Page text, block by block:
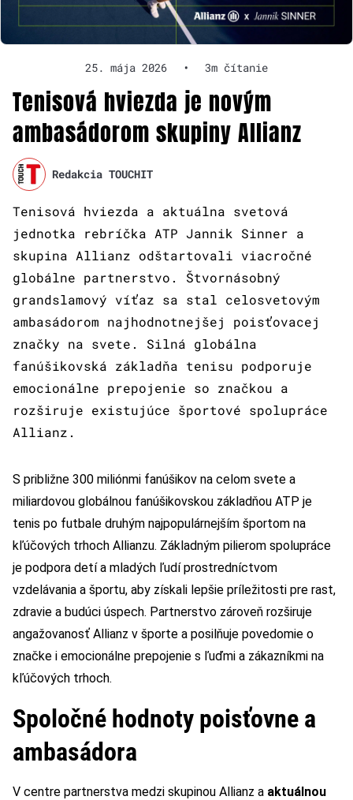
25. mája 2026 • 3m čítanie
Tenisová hviezda je novým
ambasádorom skupiny Allianz
Redakcia TOUCHIT
Tenisová hviezda a aktuálna svetová
jednotka rebríčka ATP Jannik Sinner a
skupina Allianz odštartovali viacročné
globálne partnerstvo. Štvornásobný
grandslamový víťaz sa stal celosvetovým
ambasádorom najhodnotnejšej poisťovacej
značky na svete. Silná globálna
fanúšikovská základňa tenisu podporuje
emocionálne prepojenie so značkou a
rozširuje existujúce športové spolupráce
Allianz.
S približne 300 miliónmi fanúšikov na celom svete a
miliardovou globálnou fanúšikovskou základňou ATP je
tenis po futbale druhým najpopulárnejším športom na
kľúčových trhoch Allianzu. Základným pilierom spolupráce
je podpora detí a mladých ľudí prostredníctvom
vzdelávania a športu, aby získali lepšie príležitosti pre rast,
zdravie a budúci úspech. Partnerstvo zároveň rozširuje
angažovanosť Allianz v športe a posilňuje povedomie o
značke i emocionálne prepojenie s ľuďmi a zákazníkmi na
kľúčových trhoch.
Spoločné hodnoty poisťovne a
ambasádora
V centre partnerstva medzi skupinou Allianz a aktuálnou